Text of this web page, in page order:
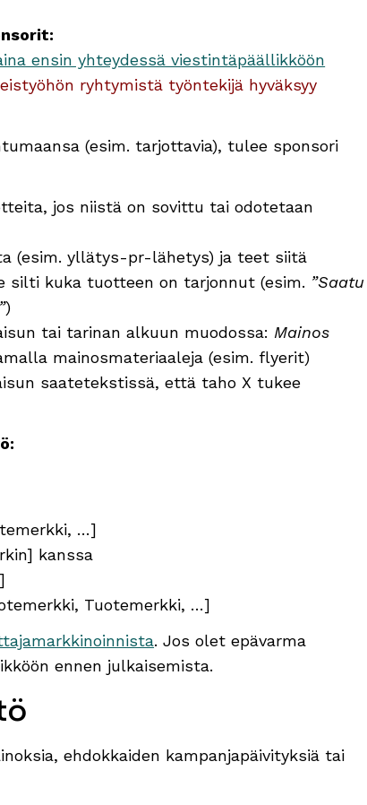
ensin yhteydessä viestintäpäällikköön
ryhtymistä työntekijä hyväksyy
(esim. tarjottavia), tulee sponsori
jos niistä on sovittu tai odotetaan
(esim. yllätys-pr-lähetys) ja teet siitä
silti kuka tuotteen on tarjonnut (esim. ”Saatu
)
tai tarinan alkuun muodossa: Mainos
mainosmateriaaleja (esim. flyerit)
saatetekstissä, että taho X tukee
…]
kanssa
Tuotemerkki, …]
. Jos olet epävarma
ennen julkaisemista.
ehdokkaiden kampanjapäivityksiä tai